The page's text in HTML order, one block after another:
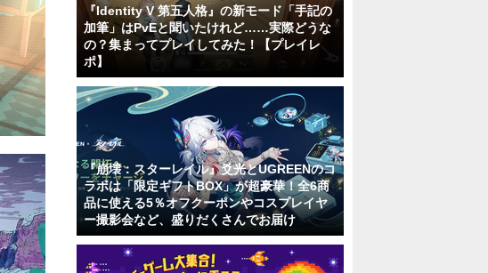
『Identity V 第五人格』の新モード「手記の
加筆」はPvEと聞いたけれど……実際どうな
の？集まってプレイしてみた！【プレイレ
ポ】
『崩壊：スターレイル』爻光とUGREENのコ
ラボは「限定ギフトBOX」が超豪華！全6商
品に使える5％オフクーポンやコスプレイヤ
ー撮影会など、盛りだくさんでお届け